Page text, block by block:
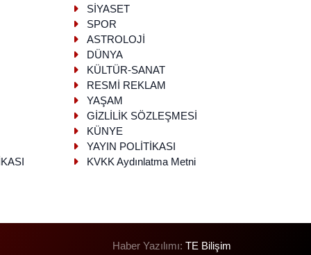
SİYASET
SPOR
ASTROLOJİ
DÜNYA
KÜLTÜR-SANAT
RESMİ REKLAM
YAŞAM
GİZLİLİK SÖZLEŞMESİ
KÜNYE
YAYIN POLİTİKASI
KVKK Aydınlatma Metni
Haber Yazılımı:TE Bilişim